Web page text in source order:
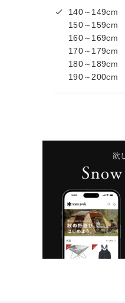
140～149cm
150～159cm
160～169cm
170～179cm
180～189cm
190～200cm